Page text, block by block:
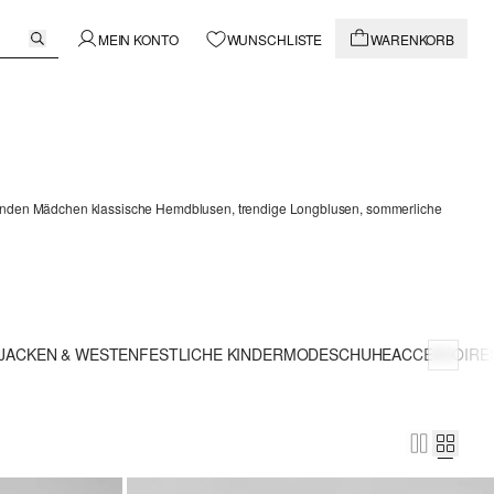
MEIN KONTO WUNSCHLISTE WARENKORB
Mädchen klassische Hemdblusen, trendige Longblusen, sommerliche
& WESTENFESTLICHE KINDERMODESCHUHE